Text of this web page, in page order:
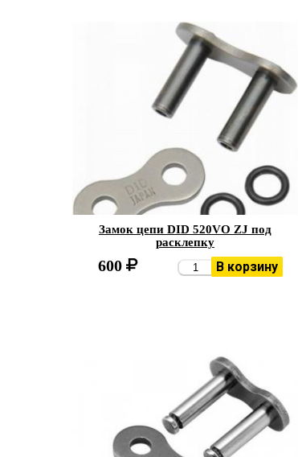
Замок цепи DID 520VO ZJ под
расклепку
600 В корзину